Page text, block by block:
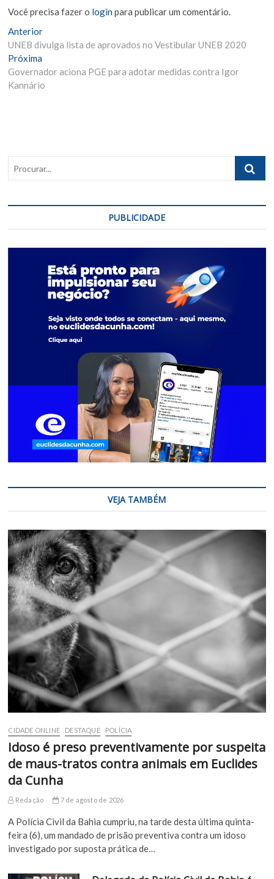
Você precisa fazer o login para publicar um comentário.
Navegação
de
Post
AnteriorMatéria
Anterior:
UNEB divulga lista de aprovados no Vestibular UNEB 2020
Próxima
Materia:
Governador aciona PGE para adotar medidas contra Igor
Kannário
PUBLICIDADE
VEJA TAMBÉM
CIDADE ONLINE DESTAQUE POLÍCIA
Idoso é preso preventivamente por suspeita
de maus-tratos contra animais em Euclides
da Cunha
Redação 7 de agosto de 2026
A Polícia Civil da Bahia cumpriu, na tarde desta última quinta-
feira (6), um mandado de prisão preventiva contra um idoso
investigado por suposta prática de…